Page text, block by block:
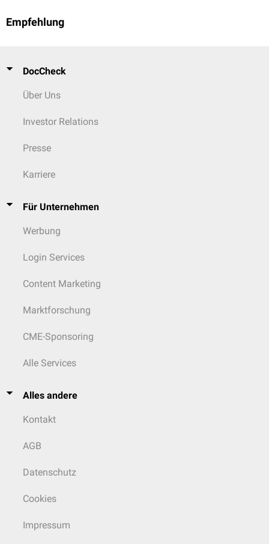
Empfehlung
DocCheck
Über Uns
Investor Relations
Presse
Karriere
Für Unternehmen
Werbung
Login Services
Content Marketing
Marktforschung
CME-Sponsoring
Alle Services
Alles andere
Kontakt
AGB
Datenschutz
Cookies
Impressum